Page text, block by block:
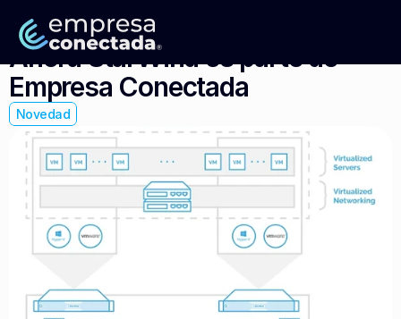
Ahora StarWind es parte de
Empresa Conectada
Novedad